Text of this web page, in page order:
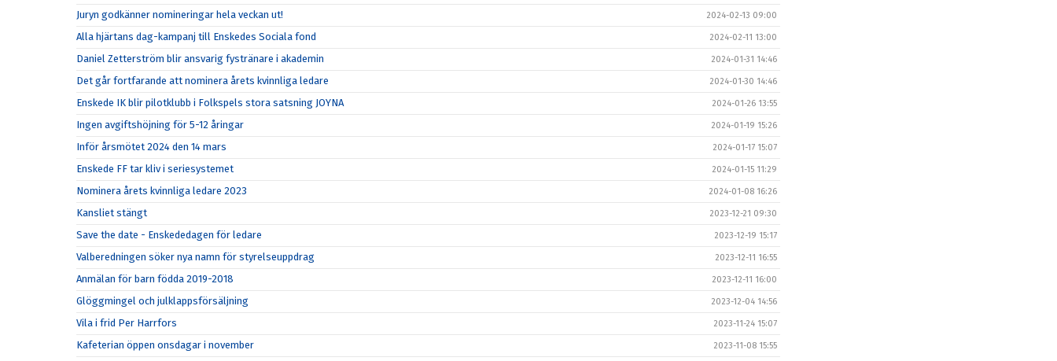
Juryn godkänner nomineringar hela veckan ut! 2024-02-13 09:00
Alla hjärtans dag-kampanj till Enskedes Sociala fond 2024-02-11 13:00
Daniel Zetterström blir ansvarig fystränare i akademin 2024-01-31 14:46
Det går fortfarande att nominera årets kvinnliga ledare 2024-01-30 14:46
Enskede IK blir pilotklubb i Folkspels stora satsning JOYNA 2024-01-26 13:55
Ingen avgiftshöjning för 5-12 åringar 2024-01-19 15:26
Inför årsmötet 2024 den 14 mars 2024-01-17 15:07
Enskede FF tar kliv i seriesystemet 2024-01-15 11:29
Nominera årets kvinnliga ledare 2023 2024-01-08 16:26
Kansliet stängt 2023-12-21 09:30
Save the date - Enskededagen för ledare 2023-12-19 15:17
Valberedningen söker nya namn för styrelseuppdrag 2023-12-11 16:55
Anmälan för barn födda 2019-2018 2023-12-11 16:00
Glöggmingel och julklappsförsäljning 2023-12-04 14:56
Vila i frid Per Harrfors 2023-11-24 15:07
Kafeterian öppen onsdagar i november 2023-11-08 15:55